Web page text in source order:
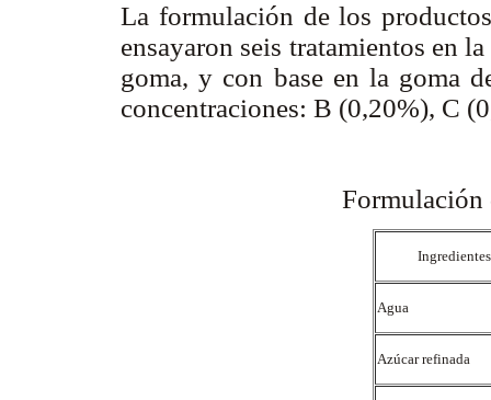
La formulación de los
ensayaron seis tratamientos en
goma, y con base en la goma
concentraciones: B (0,20%), C
Formulación
Agua
Azúcar refinada